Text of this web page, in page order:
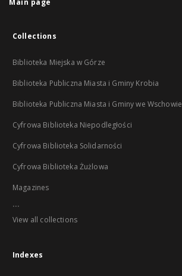
Main page
Collections
Biblioteka Miejska w Górze
Biblioteka Publiczna Miasta i Gminy Krobia
Biblioteka Publiczna Miasta i Gminy we Wschowie
Cyfrowa Biblioteka Niepodległości
Cyfrowa Biblioteka Solidarności
Cyfrowa Biblioteka Żużlowa
Magazines
...
View all collections
Indexes